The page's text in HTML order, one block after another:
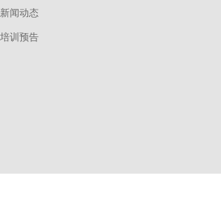
新闻动态
培训预告